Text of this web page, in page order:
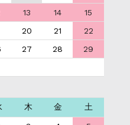
13 14
15
20 21
22
27 28
29
木 金 土